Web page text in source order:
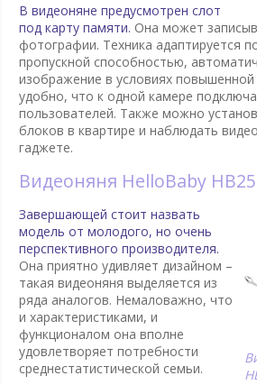
В видеоняне предусмотрен слот
под карту памяти. Она может
фотографии. Техника адаптируется
пропускной способностью,
изображение в условиях
удобно, что к одной камере
пользователей. Также можно
блоков в квартире и наблюдать
гаджете.
Видеоняня HelloBaby HB25
Завершающей стоит назвать
модель от молодого, но очень
перспективного производителя.
Она приятно удивляет дизайном –
такая видеоняня выделяется из
ряда аналогов. Немаловажно, что
и характеристиками, и
функционалом она вполне
удовлетворяет потребности
среднестатистической семьи.